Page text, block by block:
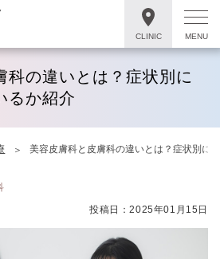
科の違いとは？症状別に
るか紹介
美容皮膚科と皮膚科の違いとは？症状別に
投稿日：2025年01月15日
CLINIC MENU